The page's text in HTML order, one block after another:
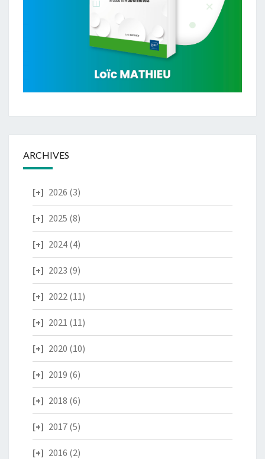
ARCHIVES
2026 (3)
2025 (8)
2024 (4)
2023 (9)
2022 (11)
2021 (11)
2020 (10)
2019 (6)
2018 (6)
2017 (5)
2016 (2)